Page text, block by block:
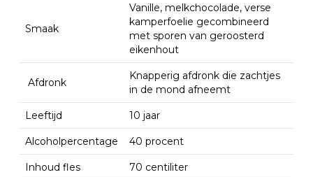
Smaak
Vanille, melkchocolade, verse
kamperfoelie gecombineerd
met sporen van geroosterd
eikenhout
Afdronk
Knapperig afdronk die zachtjes
in de mond afneemt
Leeftijd 10 jaar
Alcoholpercentage 40 procent
Inhoud fles 70 centiliter